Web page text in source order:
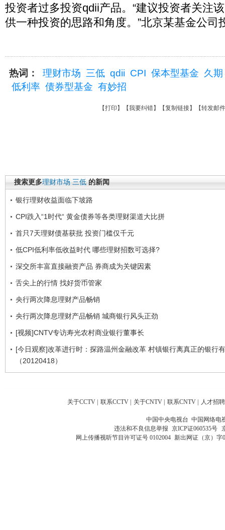
投资者过多投资qdii产品。“建议投资者关注
供一种投资的思路和角度。”北京某基金公司
热词： 理财市场 三低 qdii CPI 保本型基金 久期
低利率 债券型基金 有妙招
【打印 】【我要纠错】【复制链接】【转发邮件
搜索更多理财市场 三低 的新闻
银行理财收益面临下坡路
CPI跌入“1时代“ 黄金债券等各类理财渠道大比拼
首只7天理财债基获批 投资门槛仅千元
低CPI低利率低收益时代 哪些理财招数可选择?
深交所丰富直接融资产品 券商成为关键因素
舌尖上的行情 找好货币管家
央行两次降息理财产品畅销
央行两次降息理财产品畅销 城商银行风头正劲
[视频]CNTV专访寿光农村商业银行董事长
[今日观察]改革进行时：探路温州金融改革 村镇银行离真正的银行
（20120418）
关于CCTV 联系CCTV 关于CNTV 联系CNTV 人才招聘
中国中央电视台 中国网络电
违法和不良信息举报 京ICP证060535号
网上传播视听节目许可证号 0102004 新出网证（京）